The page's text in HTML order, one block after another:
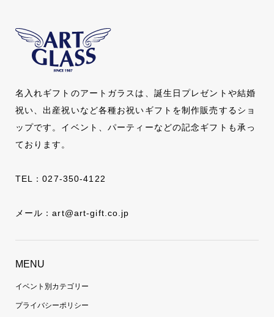
名入れギフトのアートガラスは、誕生日プレゼントや結婚
祝い、出産祝いなど各種お祝いギフトを制作販売するショ
ップです。イベント、パーティーなどの記念ギフトも承っ
ております。
TEL：027-350-4122
メール：art@art-gift.co.jp
MENU
イベント別カテゴリー
プライバシーポリシー